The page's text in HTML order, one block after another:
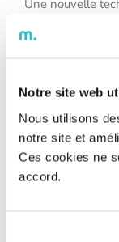
Notre site web
Nous utilisons
notre site et
Ces cookies ne
accord.
Une nouvelle
cellules solaires
enjeux
leur impact
renouvelables